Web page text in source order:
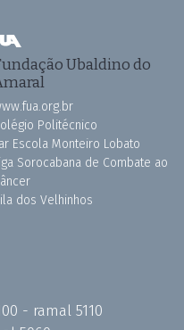
Ubaldino do
Politécnico
Escola Monteiro Lobato
Sorocabana de Combate ao
dos Velhinhos
- ramal 5110